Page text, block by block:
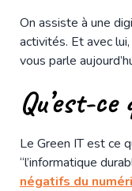
On assiste à une
activités. Et avec
vous parle
Qu’est-
Le Green IT est ce
“l’informatique
négatifs du